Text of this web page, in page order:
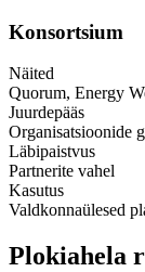
Konsortsium
Näited
Quorum, Energy
Juurdepääs
Organisatsioonide
Läbipaistvus
Partnerite vahel
Kasutus
Valdkonnaülesed
Plokiahela